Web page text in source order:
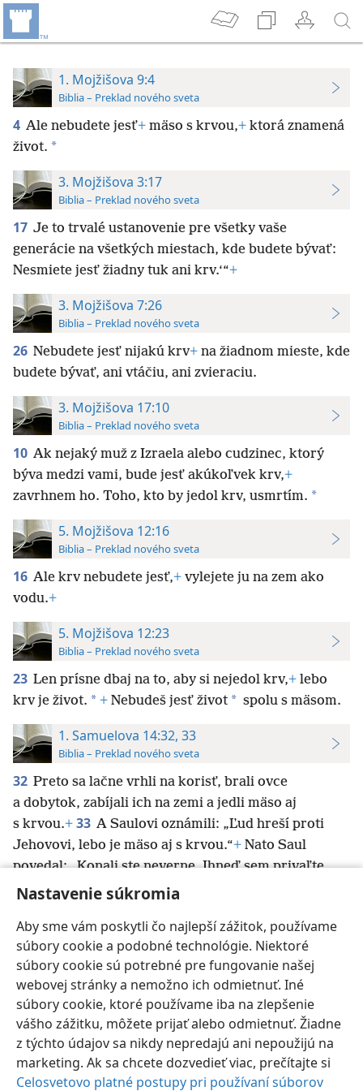
Nastavenie súkromia
Aby sme vám poskytli čo najlepší zážitok, používame
súbory cookie a podobné technológie. Niektoré
súbory cookie sú potrebné pre fungovanie našej
webovej stránky a nemožno ich odmietnuť. Iné
súbory cookie, ktoré používame iba na zlepšenie
vášho zážitku, môžete prijať alebo odmietnuť. Žiadne
z týchto údajov sa nikdy nepredajú ani nepoužijú na
marketing. Ak sa chcete dozvedieť viac, prečítajte si
Celosvetovo platné postupy pri používaní súborov
1. Mojžišova 9:4
Biblia – Preklad nového sveta
4 Ale nebudete jesť+ mäso s krvou,+ ktorá znamená
život. *
3. Mojžišova 3:17
Biblia – Preklad nového sveta
17 Je to trvalé ustanovenie pre všetky vaše
generácie na všetkých miestach, kde budete bývať:
Nesmiete jesť žiadny tuk ani krv.‘“+
3. Mojžišova 7:26
Biblia – Preklad nového sveta
26 Nebudete jesť nijakú krv+ na žiadnom mieste, kde
budete bývať, ani vtáčiu, ani zvieraciu.
3. Mojžišova 17:10
Biblia – Preklad nového sveta
10 Ak nejaký muž z Izraela alebo cudzinec, ktorý
býva medzi vami, bude jesť akúkoľvek krv,+
zavrhnem ho. Toho, kto by jedol krv, usmrtím. *
5. Mojžišova 12:16
Biblia – Preklad nového sveta
16 Ale krv nebudete jesť,+ vylejete ju na zem ako
vodu.+
5. Mojžišova 12:23
Biblia – Preklad nového sveta
23 Len prísne dbaj na to, aby si nejedol krv,+ lebo
krv je život. * + Nebudeš jesť život * spolu s mäsom.
1. Samuelova 14:32, 33
Biblia – Preklad nového sveta
32 Preto sa lačne vrhli na korisť, brali ovce
a dobytok, zabíjali ich na zemi a jedli mäso aj
s krvou.+ 33 A Saulovi oznámili: „Ľud hreší proti
Jehovovi, lebo je mäso aj s krvou.“+ Nato Saul
povedal: „Konali ste neverne. Ihneď sem privaľte
veľký kameň.“
Slovenčina Nastavenia
Copyright © 2026 Watch Tower Bible and Tract Society of Pennsylvania
Podmienky používania Ochrana súkromia
Nastavenie súkromia
JW.ORG
Prihlásiť sa